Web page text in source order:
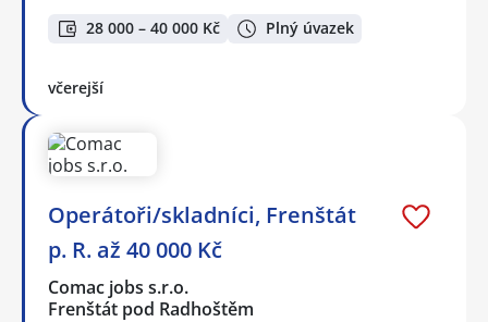
28 000 – 40 000 Kč Plný úvazek
včerejší
Operátoři/skladníci, Frenštát
p. R. až 40 000 Kč
Comac jobs s.r.o.
Frenštát pod Radhoštěm